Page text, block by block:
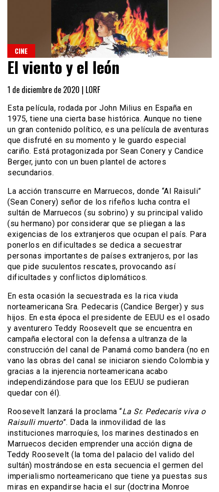
CINE
El viento y el león
1 de diciembre de 2020 | LORF
Esta película, rodada por John Milius en España en
1975, tiene una cierta base histórica. Aunque no tiene
un gran contenido político, es una película de aventuras
que disfruté en su momento y le guardo especial
cariño. Está protagonizada por Sean Conery y Candice
Berger, junto con un buen plantel de actores
secundarios.
La acción transcurre en Marruecos, donde “Al Raisuli”
(Sean Conery) señor de los rifeños lucha contra el
sultán de Marruecos (su sobrino) y su principal valido
(su hermano) por considerar que se pliegan a las
exigencias de los extranjeros que ocupan el país. Para
ponerlos en dificultades se dedica a secuestrar
personas importantes de países extranjeros, por las
que pide suculentos rescates, provocando así
dificultades y conflictos diplomáticos.
En esta ocasión la secuestrada es la rica viuda
norteamericana Sra. Pedecaris (Candice Berger) y sus
hijos. En esta época el presidente de EEUU es el osado
y aventurero Teddy Roosevelt que se encuentra en
campaña electoral con la defensa a ultranza de la
construcción del canal de Panamá como bandera (no en
vano las obras del canal se iniciaron siendo Colombia y
gracias a la injerencia norteamericana acabo
independizándose para que los EEUU se pudieran
quedar con él).
Roosevelt lanzará la proclama “La Sr. Pedecaris viva o
Raisulli muerto”. Dada la inmovilidad de las
instituciones marroquíes, los marines destinados en
Marruecos deciden emprender una acción digna de
Teddy Roosevelt (la toma del palacio del valido del
sultán) mostrándose en esta secuencia el germen del
imperialismo norteamericano que tiene ya puestas sus
miras en expandirse hacia el sur (doctrina Monroe